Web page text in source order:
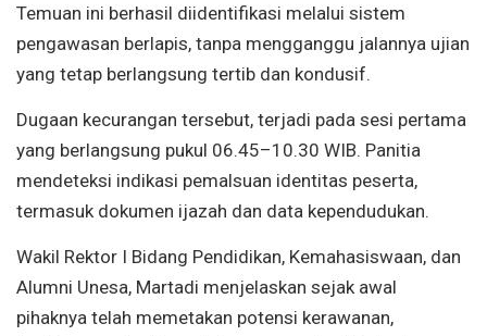
Temuan ini berhasil diidentifikasi melalui sistem
pengawasan berlapis, tanpa mengganggu jalannya ujian
yang tetap berlangsung tertib dan kondusif.
Dugaan kecurangan tersebut, terjadi pada sesi pertama
yang berlangsung pukul 06.45–10.30 WIB. Panitia
mendeteksi indikasi pemalsuan identitas peserta,
termasuk dokumen ijazah dan data kependudukan.
Wakil Rektor I Bidang Pendidikan, Kemahasiswaan, dan
Alumni Unesa, Martadi menjelaskan sejak awal
pihaknya telah memetakan potensi kerawanan,